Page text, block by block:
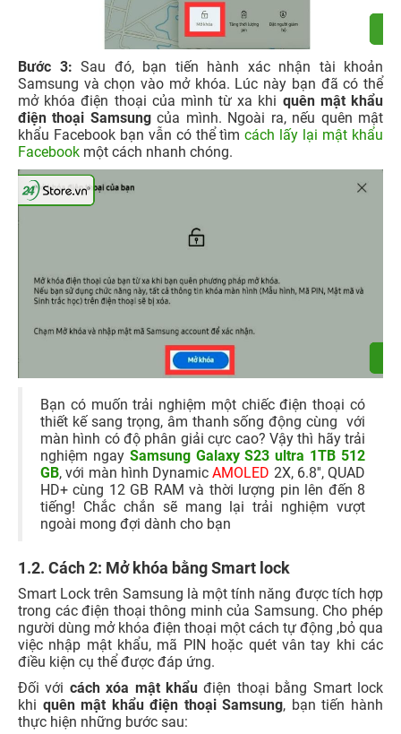
Bước 3: Sau đó, bạn tiến hành xác nhận tài khoản
Samsung và chọn vào mở khóa. Lúc này bạn đã có thể
mở khóa điện thoại của mình từ xa khi quên mật khẩu
điện thoại Samsungcủa mình. Ngoài ra, nếu quên mật
khẩu Facebook bạn vẫn có thể tìmcách lấy lại mật khẩu
Facebook một cách nhanh chóng.
Bạn có muốn trải nghiệm một chiếc điện thoại có
thiết kế sang trọng, âm thanh sống động cùng với
màn hình có độ phân giải cực cao? Vậy thì hãy trải
nghiệm ngay Samsung Galaxy S23 ultra 1TB 512
GB, với màn hình DynamicAMOLED 2X, 6.8'', QUAD
HD+ cùng 12 GB RAM và thời lượng pin lên đến 8
tiếng! Chắc chắn sẽ mang lại trải nghiệm vượt
ngoài mong đợi dành cho bạn
1.2. Cách 2: Mở khóa bằng Smart lock
Smart Lock trên Samsung là một tính năng được tích hợp
trong các điện thoại thông minh của Samsung. Cho phép
người dùng mở khóa điện thoại một cách tự động ,bỏ qua
việc nhập mật khẩu, mã PIN hoặc quét vân tay khi các
điều kiện cụ thể được đáp ứng.
Đối với cách xóa mật khẩu điện thoại bằng Smart lock
khi quên mật khẩu điện thoại Samsung, bạn tiến hành
thực hiện những bước sau: